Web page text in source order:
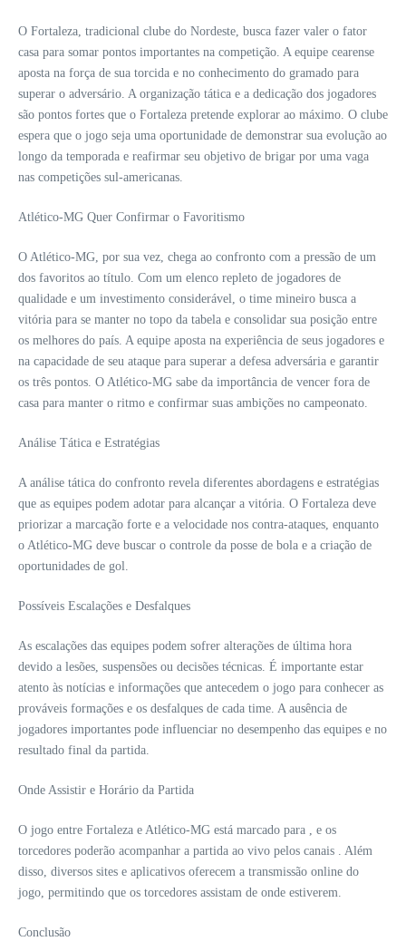
O Fortaleza, tradicional clube do Nordeste, busca fazer valer o fator
casa para somar pontos importantes na competição. A equipe cearense
aposta na força de sua torcida e no conhecimento do gramado para
superar o adversário. A organização tática e a dedicação dos jogadores
são pontos fortes que o Fortaleza pretende explorar ao máximo. O clube
espera que o jogo seja uma oportunidade de demonstrar sua evolução ao
longo da temporada e reafirmar seu objetivo de brigar por uma vaga
nas competições sul-americanas.
Atlético-MG Quer Confirmar o Favoritismo
O Atlético-MG, por sua vez, chega ao confronto com a pressão de um
dos favoritos ao título. Com um elenco repleto de jogadores de
qualidade e um investimento considerável, o time mineiro busca a
vitória para se manter no topo da tabela e consolidar sua posição entre
os melhores do país. A equipe aposta na experiência de seus jogadores e
na capacidade de seu ataque para superar a defesa adversária e garantir
os três pontos. O Atlético-MG sabe da importância de vencer fora de
casa para manter o ritmo e confirmar suas ambições no campeonato.
Análise Tática e Estratégias
A análise tática do confronto revela diferentes abordagens e estratégias
que as equipes podem adotar para alcançar a vitória. O Fortaleza deve
priorizar a marcação forte e a velocidade nos contra-ataques, enquanto
o Atlético-MG deve buscar o controle da posse de bola e a criação de
oportunidades de gol.
Possíveis Escalações e Desfalques
As escalações das equipes podem sofrer alterações de última hora
devido a lesões, suspensões ou decisões técnicas. É importante estar
atento às notícias e informações que antecedem o jogo para conhecer as
prováveis formações e os desfalques de cada time. A ausência de
jogadores importantes pode influenciar no desempenho das equipes e no
resultado final da partida.
Onde Assistir e Horário da Partida
O jogo entre Fortaleza e Atlético-MG está marcado para , e os
torcedores poderão acompanhar a partida ao vivo pelos canais . Além
disso, diversos sites e aplicativos oferecem a transmissão online do
jogo, permitindo que os torcedores assistam de onde estiverem.
Conclusão